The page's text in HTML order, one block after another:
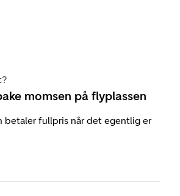
momsen på flyplassen
betaler fullpris når det egentlig er